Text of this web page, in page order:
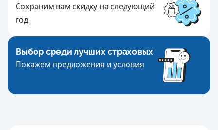
Сохраним вам скидку на следующий
год
Выбор среди лучших страховых
Покажем предложения и условия